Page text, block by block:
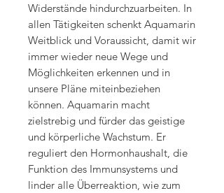
Widerstände hindurchzuarbeiten. In
allen Tätigkeiten schenkt Aquamarin
Weitblick und Voraussicht, damit wir
immer wieder neue Wege und
Möglichkeiten erkennen und in
unsere Pläne miteinbeziehen
können. Aquamarin macht
zielstrebig und fürder das geistige
und körperliche Wachstum. Er
reguliert den Hormonhaushalt, die
Funktion des Immunsystems und
linder alle Überreaktion, wie zum